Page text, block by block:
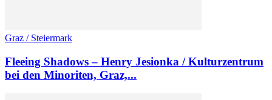
Graz / Steiermark
Fleeing Shadows – Henry Jesionka / Kulturzentrum
bei den Minoriten, Graz,...